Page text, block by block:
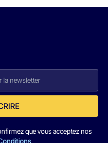
que vous acceptez nos